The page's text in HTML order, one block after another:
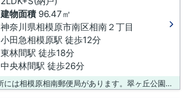
建物面積96.47㎡
神奈川県相模原市南区相南２丁目
小田急相模原駅 徒歩12分
東林間駅 徒歩18分
中央林間駅 徒歩26分
物件から280mの場所には相模原相南郵便局があります。翠ヶ丘公園がこちらの物件から263mのところにあります。新築の戸建て物件です。人生に何度もない不動産購入だからこそ、こだわりを貫いて探したいですよね。当社では数多くの不動産情報を取り扱っております。あなたの不動産探しのお手伝いをさせてください。